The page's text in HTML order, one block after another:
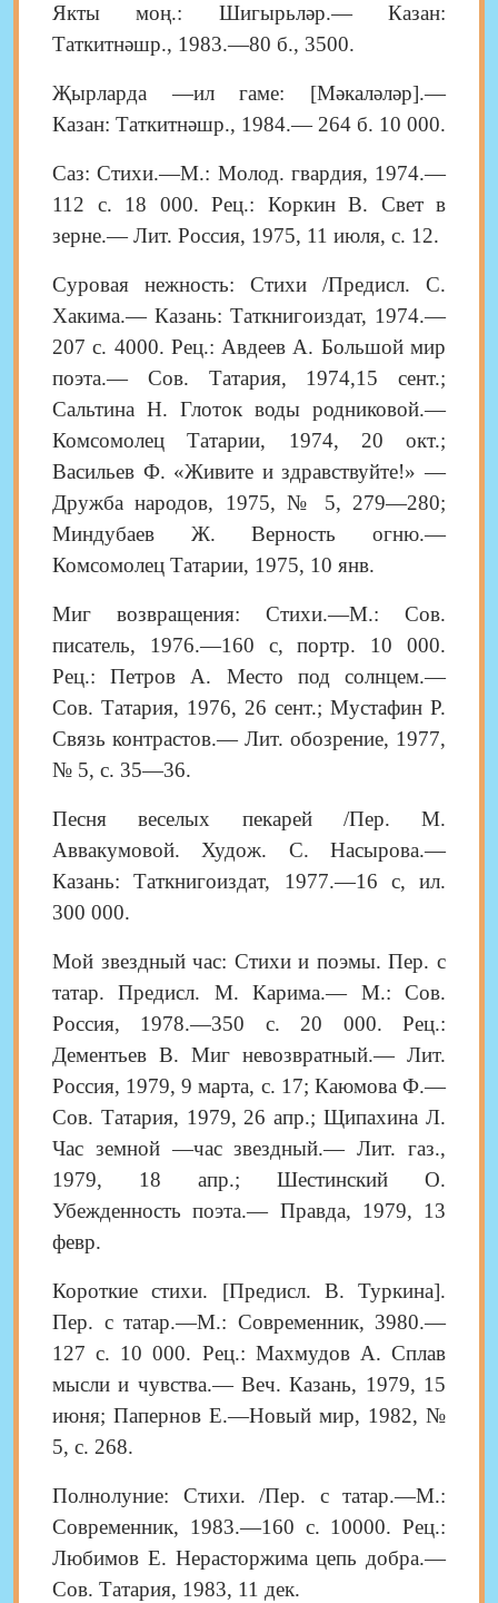
Якты моң.: Шигырьләр.— Казан:
Таткитнәшр., 1983.—80 б., 3500.
Җырларда —ил гаме: [Мәкаләләр].—
Казан: Таткитнәшр., 1984.— 264 б. 10 000.
Саз: Стихи.—М.: Молод. гвардия, 1974.—
112 с. 18 000. Рец.: Коркин В. Свет в
зерне.— Лит. Россия, 1975, 11 июля, с. 12.
Суровая нежность: Стихи /Предисл. С.
Хакима.— Казань: Таткнигоиздат, 1974.—
207 с. 4000. Рец.: Авдеев А. Большой мир
поэта.— Сов. Татария, 1974,15 сент.;
Сальтина Н. Глоток воды родниковой.—
Комсомолец Татарии, 1974, 20 окт.;
Васильев Ф. «Живите и здравствуйте!» —
Дружба народов, 1975, № 5, 279—280;
Миндубаев Ж. Верность огню.—
Комсомолец Татарии, 1975, 10 янв.
Миг возвращения: Стихи.—М.: Сов.
писатель, 1976.—160 с, портр. 10 000.
Рец.: Петров А. Место под солнцем.—
Сов. Татария, 1976, 26 сент.; Мустафин Р.
Связь контрастов.— Лит. обозрение, 1977,
№ 5, с. 35—36.
Песня веселых пекарей /Пер. М.
Аввакумовой. Худож. С. Насырова.—
Казань: Таткнигоиздат, 1977.—16 с, ил.
300 000.
Мой звездный час: Стихи и поэмы. Пер. с
татар. Предисл. М. Карима.— М.: Сов.
Россия, 1978.—350 с. 20 000. Рец.:
Дементьев В. Миг невозвратный.— Лит.
Россия, 1979, 9 марта, с. 17; Каюмова Ф.—
Сов. Татария, 1979, 26 апр.; Щипахина Л.
Час земной —час звездный.— Лит. газ.,
1979, 18 апр.; Шестинский О.
Убежденность поэта.— Правда, 1979, 13
февр.
Короткие стихи. [Предисл. В. Туркина].
Пер. с татар.—М.: Современник, 3980.—
127 с. 10 000. Рец.: Махмудов А. Сплав
мысли и чувства.— Веч. Казань, 1979, 15
июня; Папернов Е.—Новый мир, 1982, №
5, с. 268.
Полнолуние: Стихи. /Пер. с татар.—М.:
Современник, 1983.—160 с. 10000. Рец.:
Любимов Е. Нерасторжима цепь добра.—
Сов. Татария, 1983, 11 дек.